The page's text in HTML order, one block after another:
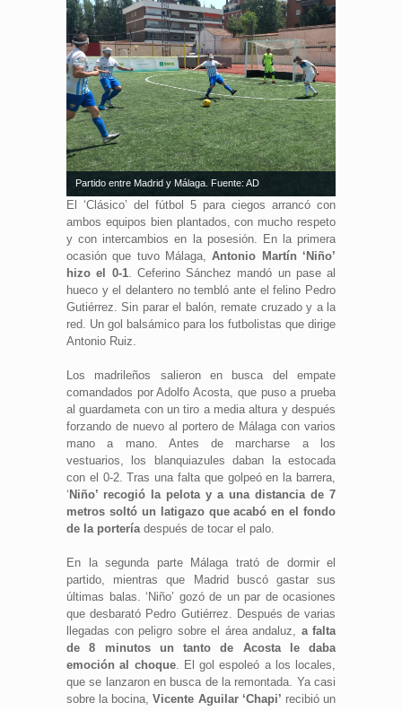
Partido entre Madrid y Málaga. Fuente: AD
El ‘Clásico’ del fútbol 5 para ciegos arrancó con
ambos equipos bien plantados, con mucho respeto
y con intercambios en la posesión. En la primera
ocasión que tuvo Málaga,Antonio Martín ‘Niño’
hizo el 0-1. Ceferino Sánchez mandó un pase al
hueco y el delantero no tembló ante el felino Pedro
Gutiérrez. Sin parar el balón, remate cruzado y a la
red. Un gol balsámico para los futbolistas que dirige
Antonio Ruiz.
Los madrileños salieron en busca del empate
comandados por Adolfo Acosta, que puso a prueba
al guardameta con un tiro a media altura y después
forzando de nuevo al portero de Málaga con varios
mano a mano. Antes de marcharse a los
vestuarios, los blanquiazules daban la estocada
con el 0-2. Tras una falta que golpeó en la barrera,
‘ Niño’ recogió la pelota y a una distancia de 7
metros soltó un latigazo que acabó en el fondo
de la porteríadespués de tocar el palo.
En la segunda parte Málaga trató de dormir el
partido, mientras que Madrid buscó gastar sus
últimas balas. ‘Niño’ gozó de un par de ocasiones
que desbarató Pedro Gutiérrez. Después de varias
llegadas con peligro sobre el área andaluz, a falta
de 8 minutos un tanto de Acosta le daba
emoción al choque. El gol espoleó a los locales,
que se lanzaron en busca de la remontada. Ya casi
sobre la bocina,Vicente Aguilar ‘Chapi’ recibió un